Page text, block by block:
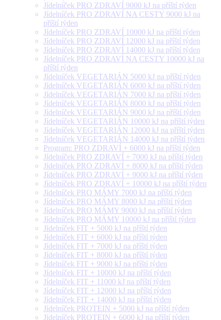
Jídelníček PRO ZDRAVÍ 9000 kJ na příští týden
Jídelníček PRO ZDRAVÍ NA CESTY 9000 kJ na
příští týden
Jídelníček PRO ZDRAVÍ 10000 kJ na příští týden
Jídelníček PRO ZDRAVÍ 12000 kJ na příští týden
Jídelníček PRO ZDRAVÍ 14000 kJ na příští týden
Jídelníček PRO ZDRAVÍ NA CESTY 10000 kJ na
příští týden
Jídelníček VEGETARIÁN 5000 kJ na příští týden
Jídelníček VEGETARIÁN 6000 kJ na příští týden
Jídelníček VEGETARIÁN 7000 kJ na příští týden
Jídelníček VEGETARIÁN 8000 kJ na příští týden
Jídelníček VEGETARIÁN 9000 kJ na příští týden
Jídelníček VEGETARIÁN 10000 kJ na příští týden
Jídelníček VEGETARIÁN 12000 kJ na příští týden
Jídelníček VEGETARIÁN 14000 kJ na příští týden
Program: PRO ZDRAVÍ + 6000 kJ na příští týden
Jídelníček PRO ZDRAVÍ + 7000 kJ na příští týden
Jídelníček PRO ZDRAVÍ + 8000 kJ na příští týden
Jídelníček PRO ZDRAVÍ + 9000 kJ na příští týden
Jídelníček PRO ZDRAVÍ + 10000 kJ na příští týden
Jídelníček PRO MÁMY 7000 kJ na příští týden
Jídelníček PRO MÁMY 8000 kJ na příští týden
Jídelníček PRO MÁMY 9000 kJ na příští týden
Jídelníček PRO MÁMY 10000 kJ na příští týden
Jídelníček FIT + 5000 kJ na příští týden
Jídelníček FIT + 6000 kJ na příští týden
Jídelníček FIT + 7000 kJ na příští týden
Jídelníček FIT + 8000 kJ na příští týden
Jídelníček FIT + 9000 kJ na příští týden
Jídelníček FIT + 10000 kJ na příští týden
Jídelníček FIT + 11000 kJ na příští týden
Jídelníček FIT + 12000 kJ na příští týden
Jídelníček FIT + 14000 kJ na příští týden
Jídelníček PROTEIN + 5000 kJ na příští týden
Jídelníček PROTEIN + 6000 kJ na příští týden